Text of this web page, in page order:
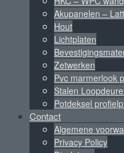
Akupanelen –
Hout
Lichtplaten
Zetwerken
Pvc marmerlook
Stalen
Potdeksel
Contact
Algemene
Privacy Policy